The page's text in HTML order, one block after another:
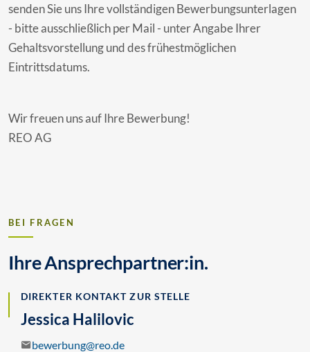
senden Sie uns Ihre vollständigen Bewerbungsunterlagen
- bitte ausschließlich per Mail - unter Angabe Ihrer
Gehaltsvorstellung und des frühestmöglichen
Eintrittsdatums.
Wir freuen uns auf Ihre Bewerbung!
REO AG
BEI FRAGEN
Ihre Ansprechpartner:in.
DIREKTER KONTAKT ZUR STELLE
Jessica Halilovic
bewerbung@reo.de